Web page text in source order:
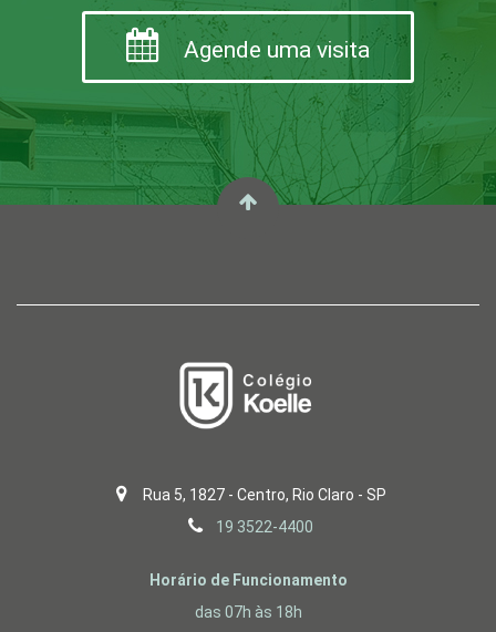
Agende uma visita
Rua 5, 1827 - Centro, Rio Claro - SP
19 3522-4400
Horário de Funcionamento
das 07h às 18h